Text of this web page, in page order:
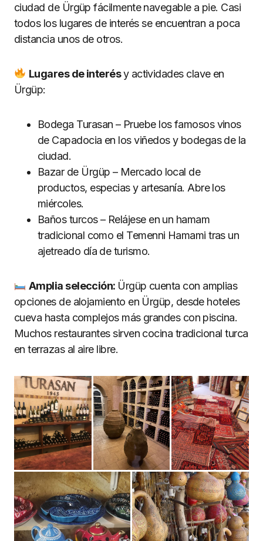
ciudad de Ürgüp fácilmente navegable a pie. Casi
todos los lugares de interés se encuentran a poca
distancia unos de otros.
Lugares de interésy actividades clave en
Ürgüp:
Bodega Turasan – Pruebe los famosos vinos
de Capadocia en los viñedos y bodegas de la
ciudad.
Bazar de Ürgüp – Mercado local de
productos, especias y artesanía. Abre los
miércoles.
Baños turcos – Relájese en un hamam
tradicional como el Temenni Hamami tras un
ajetreado día de turismo.
Amplia selección: Ürgüp cuenta con amplias
opciones de alojamiento en Ürgüp, desde hoteles
cueva hasta complejos más grandes con piscina.
Muchos restaurantes sirven cocina tradicional turca
en terrazas al aire libre.